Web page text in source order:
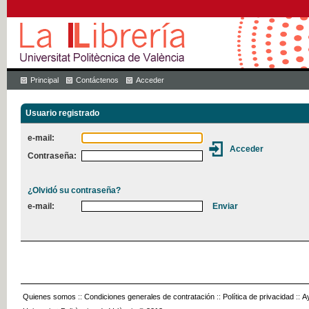
Principal Contáctenos Acceder
Usuario registrado
e-mail:
Contraseña:
¿Olvidó su contraseña?
e-mail:
Quienes somos :: Condiciones generales de contratación :: Política de privacidad ::